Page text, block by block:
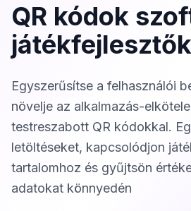
QR kódok
Egyszerűsítse a felhasználói
növelje az alkalmazás-
testreszabott QR kódokkal.
letöltéseket, kapcsolódjon
tartalomhoz és gyűjtsön
adatokat könnyedén